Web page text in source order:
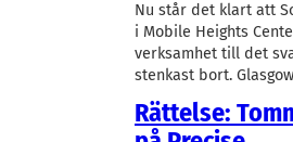
Nu står det klart att
i Mobile Heights
verksamhet till det
stenkast bort.
Rättelse: